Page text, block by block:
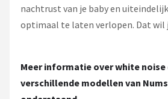
nachtrust van je baby en
optimaal te laten verlopen. Dat wil
Meer informatie over white noise
verschillende modellen van